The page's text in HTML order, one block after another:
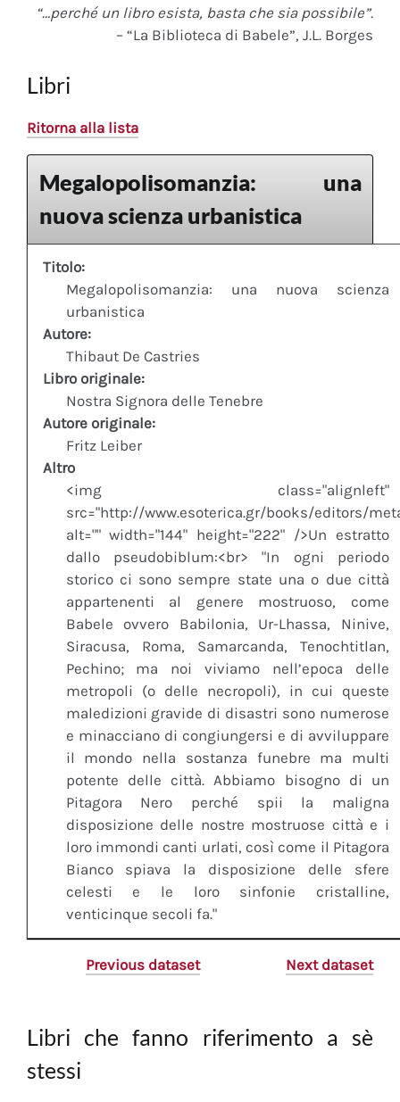
“…perché un libro esista, basta che sia possibile”.
– “La Biblioteca di Babele”, J.L. Borges
Libri
Ritorna alla lista
Megalopolisomanzia: una
nuova scienza urbanistica
Titolo:
Megalopolisomanzia: una nuova scienza
urbanistica
Autore:
Thibaut De Castries
Libro originale:
Nostra Signora delle Tenebre
Autore originale:
Fritz Leiber
Altro
<img class="alignleft"
src="http://www.esoterica.gr/books/editors/
alt="" width="144" height="222" />Un estratto
dallo pseudobiblum:<br> "In ogni periodo
storico ci sono sempre state una o due città
appartenenti al genere mostruoso, come
Babele ovvero Babilonia, Ur-Lhassa, Ninive,
Siracusa, Roma, Samarcanda, Tenochtitlan,
Pechino; ma noi viviamo nell’epoca delle
metropoli (o delle necropoli), in cui queste
maledizioni gravide di disastri sono numerose
e minacciano di congiungersi e di avviluppare
il mondo nella sostanza funebre ma multi
potente delle città. Abbiamo bisogno di un
Pitagora Nero perché spii la maligna
disposizione delle nostre mostruose città e i
loro immondi canti urlati, così come il Pitagora
Bianco spiava la disposizione delle sfere
celesti e le loro sinfonie cristalline,
venticinque secoli fa."
Previous dataset Next dataset
Libri che fanno riferimento a sè
stessi